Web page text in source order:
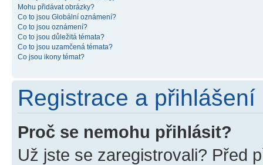
Mohu přidávat obrázky?
Co to jsou Globální oznámení?
Co to jsou oznámení?
Co to jsou důležitá témata?
Co to jsou uzamčená témata?
Co jsou ikony témat?
Registrace a přihlášení
Proč se nemohu přihlásit?
Už jste se zaregistrovali? Před